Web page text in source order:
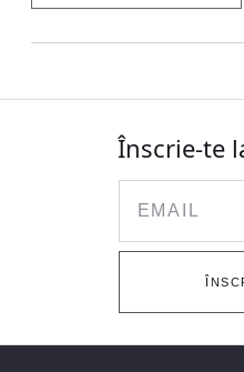
Înscrie-te